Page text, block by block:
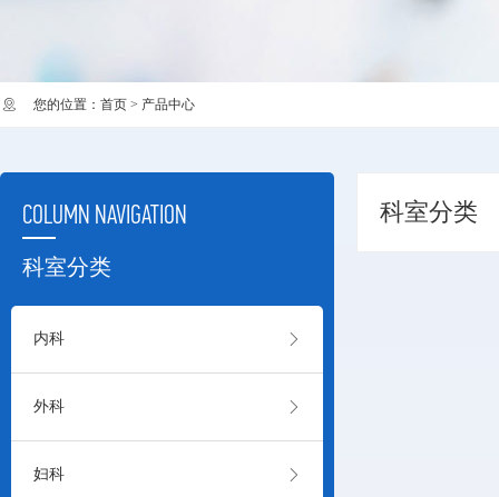
您的位置： 首页 > 产品中心
科室分类
COLUMN NAVIGATION
科室分类
内科 
外科 
妇科 